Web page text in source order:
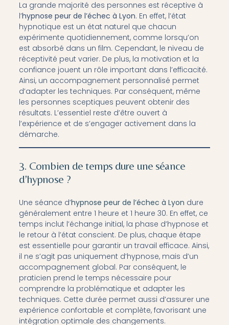
La grande majorité des personnes est réceptive à
l’hypnose peur de l’échec à Lyon. En effet, l’état
hypnotique est un état naturel que chacun
expérimente quotidiennement, comme lorsqu’on
est absorbé dans un film. Cependant, le niveau de
réceptivité peut varier. De plus, la motivation et la
confiance jouent un rôle important dans l’efficacité.
Ainsi, un accompagnement personnalisé permet
d’adapter les techniques. Par conséquent, même
les personnes sceptiques peuvent obtenir des
résultats. L’essentiel reste d’être ouvert à
l’expérience et de s’engager activement dans la
démarche.
3. Combien de temps dure une séance
d’hypnose ?
Une séance d’hypnose peur de l’échec à Lyon dure
généralement entre 1 heure et 1 heure 30. En effet, ce
temps inclut l’échange initial, la phase d’hypnose et
le retour à l’état conscient. De plus, chaque étape
est essentielle pour garantir un travail efficace. Ainsi,
il ne s’agit pas uniquement d’hypnose, mais d’un
accompagnement global. Par conséquent, le
praticien prend le temps nécessaire pour
comprendre la problématique et adapter les
techniques. Cette durée permet aussi d’assurer une
expérience confortable et complète, favorisant une
intégration optimale des changements.